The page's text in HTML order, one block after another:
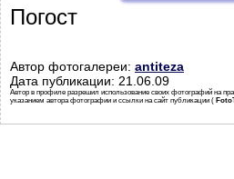
Погост
Автор фотогалереи: antiteza
Дата публикации: 21.06.09
Автор в профиле разрешил использование своих фотографий на
указанием автора фотографии и ссылки на сайт публикации (